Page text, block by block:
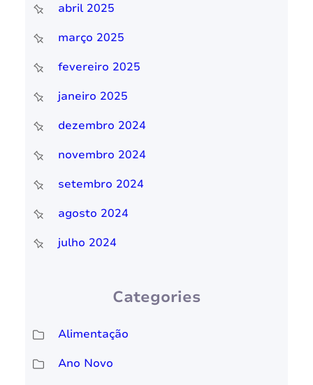
abril 2025
março 2025
fevereiro 2025
janeiro 2025
dezembro 2024
novembro 2024
setembro 2024
agosto 2024
julho 2024
Categories
Alimentação
Ano Novo